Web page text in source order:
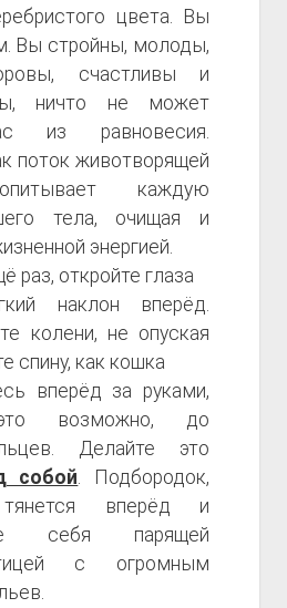
цвета. Вы
Вы стройны, молоды,
счастливы и
ничто не может
из равновесия.
поток животворящей
каждую
тела, очищая и
энергией.
раз, откройте глаза
наклон вперёд.
колени, не опуская
спину, как кошка
вперёд за руками,
возможно, до
Делайте это
собой . Подбородок,
вперёд и
себя парящей
с огромным